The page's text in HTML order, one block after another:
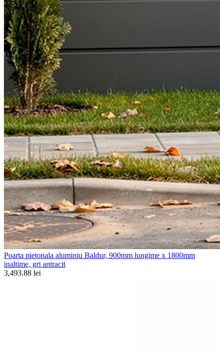
Poarta pietonala aluminiu Baldur, 900mm lungime x 1800mm
inaltime, gri antracit
3,493.88 lei